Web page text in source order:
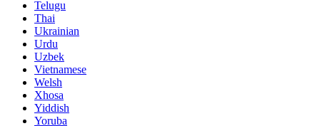
Telugu
Thai
Ukrainian
Urdu
Uzbek
Vietnamese
Welsh
Xhosa
Yiddish
Yoruba